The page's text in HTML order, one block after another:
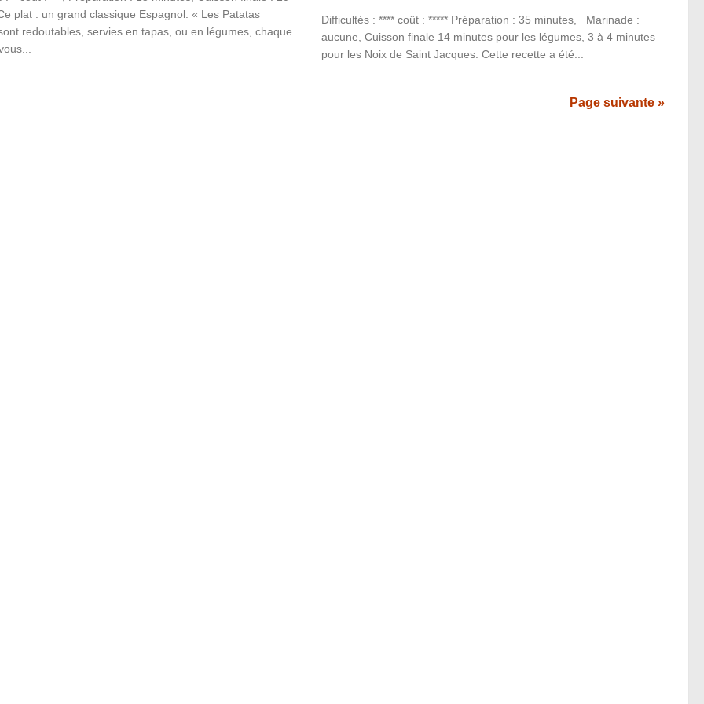
plat : un grand classique Espagnol. « Les Patatas
redoutables, servies en tapas, ou en légumes, chaque
Difficultés : **** coût : ***** Préparation : 35 minutes, Marinade :
aucune, Cuisson finale 14 minutes pour les légumes, 3 à 4 minutes
pour les Noix de Saint Jacques. Cette recette a été...
Page suivante »